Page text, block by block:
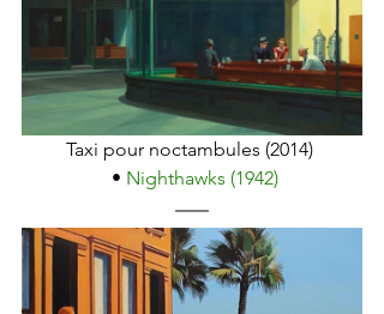
Taxi pour noctambules (2014)
• Nighthawks (1942)